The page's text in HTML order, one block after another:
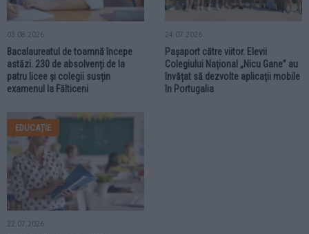
03.08.2026
Bacalaureatul de toamnă începe
astăzi. 230 de absolvenți de la
patru licee și colegii susțin
examenul la Fălticeni
24.07.2026
Pașaport către viitor. Elevii
Colegiului Național „Nicu Gane” au
învățat să dezvolte aplicații mobile
în Portugalia
EDUCAȚIE
22.07.2026